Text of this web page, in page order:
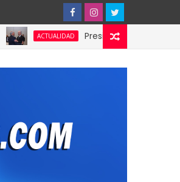
ACTUALIDAD Presidente de Honduras